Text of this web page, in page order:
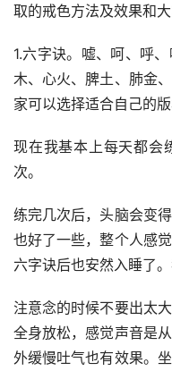
取的戒色方法及效果和大
1.六字诀。嘘、呵、呼
木、心火、脾土、肺金
家可以选择适合自己的版
现在我基本上每天都会
次。
练完几次后，头脑会变
也好了一些，整个人感
六字诀后也安然入睡了
注意念的时候不要出太
全身放松，感觉声音是
外缓慢吐气也有效果。